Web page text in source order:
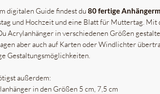
digitalen Guide findest du 80 fertige
und Hochzeit und eine Blatt für Muttertag. Mit
Acrylanhänger in verschiedenen Größen
aber auch auf Karten oder Windlichter
Gestaltungsmöglichkeiten.
außerdem:
in den Größen 5 cm, 7,5 cm